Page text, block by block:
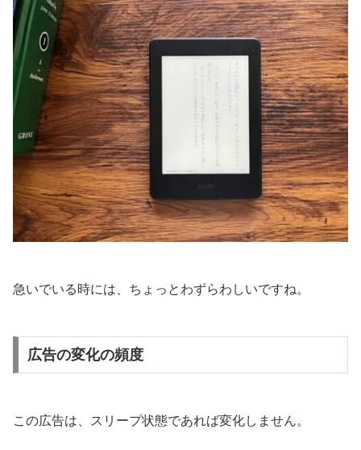
急いでいる時には、ちょっとわずらわしいですね。
広告の変化の頻度
この広告は、スリープ状態であれば変化しません。